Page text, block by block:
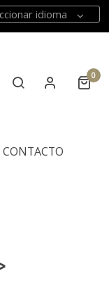
idioma
0
CONTACTO